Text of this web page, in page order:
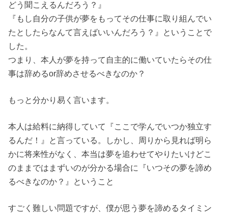
どう聞こえるんだろう？』
『もし自分の子供が夢をもってその仕事に取り組んでい
たとしたらなんて言えばいいんだろう？』ということで
した。
つまり、本人が夢を持って自主的に働いていたらその仕
事は辞めるor辞めさせるべきなのか？
もっと分かり易く言います。
本人は給料に納得していて『ここで学んでいつか独立す
るんだ！』と言っている。しかし、周りから見れば明ら
かに将来性がなく、本当は夢を追わせてやりたいけどこ
のままではまずいのが分かる場合に『いつその夢を諦め
るべきなのか？』ということ
すごく難しい問題ですが、僕が思う夢を諦めるタイミン